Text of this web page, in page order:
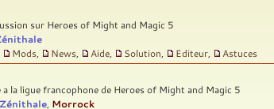
sur Heroes of Might and Magic 5
Mods News Aide Solution Editeur Astuces
a la ligue francophone de Heroes of Might and Magic 5
Zénithale Morrock